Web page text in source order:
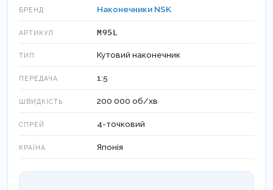
БРЕНД Наконечники NSK
АРТИКУЛ M95L
ТИП Кутовий наконечник
ПЕРЕДАЧА 1:5
ШВИДКІСТЬ 200 000 об/хв
СПРЕЙ 4-точковий
КРАЇНА Японія